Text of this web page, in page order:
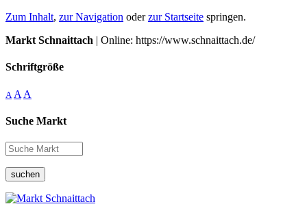
Zum Inhalt, zur Navigation oderzur Startseite springen.
Markt Schnaittach | Online: https://www.schnaittach.de/
Schriftgröße
A A A
Suche Markt
suchen